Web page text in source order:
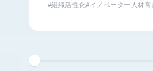
#組織活性化#イノベーター人材育